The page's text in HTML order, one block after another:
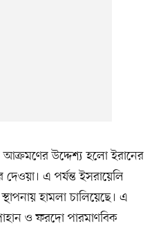
আক্রমণের উদ্দেশ্য হলো ইরানের
এ পর্যন্ত ইসরায়েলি
হামলা চালিয়েছে। এ
ও ফরদো পারমাণবিক